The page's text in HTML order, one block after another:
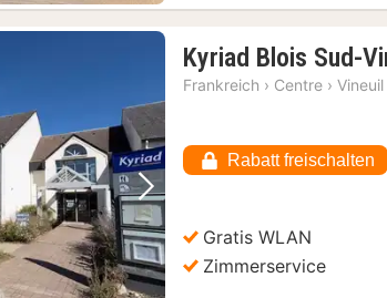
Bild Nächstes Bild
Kyriad Blois Sud-
Frankreich › Centre › Vineuil
Rabatt freischalten
Gratis WLAN
Zimmerservice